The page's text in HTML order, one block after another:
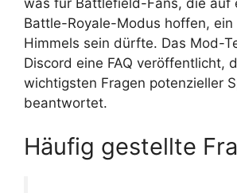
Battle-Royale-Modus hoffen, ein
Himmels sein dürfte. Das Mod-
Discord eine FAQ veröffentlicht,
wichtigsten Fragen potenzieller
beantwortet.
Häufig gestellte